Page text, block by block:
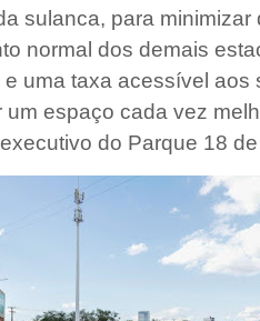
sulanca, para
normal dos demais
uma taxa acessível aos
espaço cada vez
do Parque 18